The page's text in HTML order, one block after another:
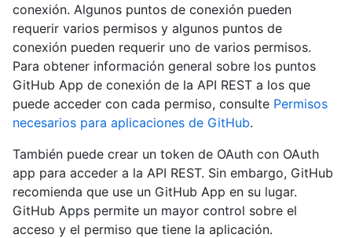
conexión. Algunos puntos de conexión pueden
requerir varios permisos y algunos puntos de
conexión pueden requerir uno de varios permisos.
Para obtener información general sobre los puntos
GitHub App de conexión de la API REST a los que
puede acceder con cada permiso, consulte Permisos
necesarios para aplicaciones de GitHub.
También puede crear un token de OAuth con OAuth
app para acceder a la API REST. Sin embargo, GitHub
recomienda que use un GitHub App en su lugar.
GitHub Apps permite un mayor control sobre el
acceso y el permiso que tiene la aplicación.